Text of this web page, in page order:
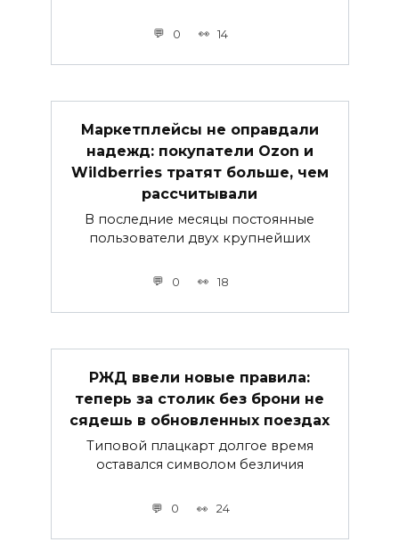
0 14
Маркетплейсы не оправдали
надежд: покупатели Ozon и
Wildberries тратят больше, чем
рассчитывали
В последние месяцы постоянные
пользователи двух крупнейших
0 18
РЖД ввели новые правила:
теперь за столик без брони не
сядешь в обновленных поездах
Типовой плацкарт долгое время
оставался символом безличия
0 24